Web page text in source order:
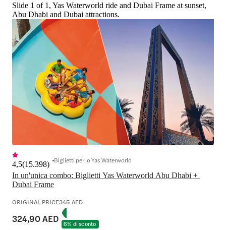
Slide 1 of 1, Yas Waterworld ride and Dubai Frame at sunset,
Abu Dhabi and Dubai attractions.
In un'unica combo: Biglietti Yas Waterworld Abu Dhabi +
Dubai Frame
4,5(15.398) Biglietti per lo Yas Waterworld
ORIGINAL PRICE345 AED
324,90 AED 6% di sconto